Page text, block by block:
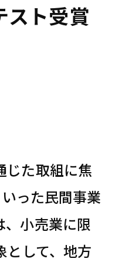
ト受賞
じた取組に焦
った民間事業
小売業に限
として、地方